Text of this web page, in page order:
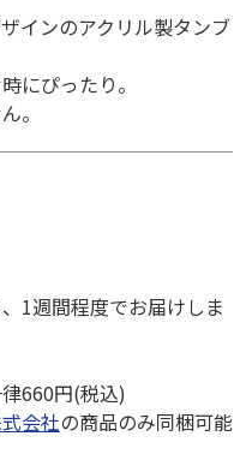
インのアクリル製タンブ
にぴったり。
。
1週間程度でお届けしま
660円(税込)
会社の商品のみ同梱可能